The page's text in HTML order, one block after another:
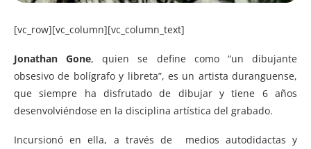
[vc_row][vc_column][vc_column_text]
Jonathan Gone, quien se define como “un dibujante
obsesivo de bolígrafo y libreta”, es un artista duranguense,
que siempre ha disfrutado de dibujar y tiene 6 años
desenvolviéndose en la disciplina artística del grabado.
Incursionó en ella, a través de medios autodidactas y